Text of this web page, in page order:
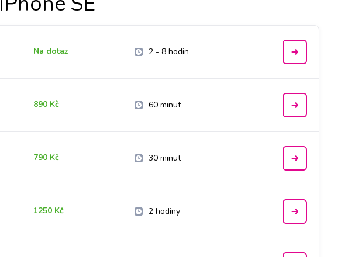
Na dotaz 2 - 8 hodin
890 Kč 60 minut
790 Kč 30 minut
1250 Kč 2 hodiny